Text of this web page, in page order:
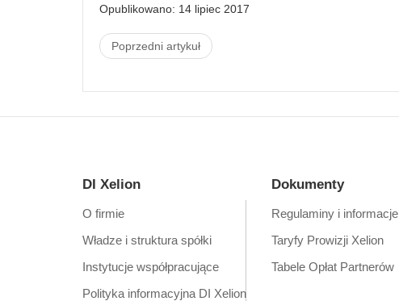
Opublikowano: 14 lipiec 2017
Poprzedni artykuł
DI Xelion
O firmie
Władze i struktura spółki
Instytucje współpracujące
Polityka informacyjna DI Xelion
Dokumenty
Regulaminy i informacje
Taryfy Prowizji Xelion
Tabele Opłat Partnerów